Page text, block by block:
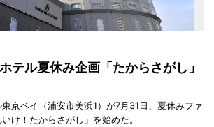
テル夏休み企画「たからさがし」
京ベイ（浦安市美浜1）が7月31日、夏休みファ
け！たからさがし」を始めた。